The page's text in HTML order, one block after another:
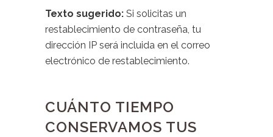
Texto sugerido: Si solicitas un
restablecimiento de contraseña, tu
dirección IP será incluida en el correo
electrónico de restablecimiento.
CUÁNTO TIEMPO
CONSERVAMOS TUS